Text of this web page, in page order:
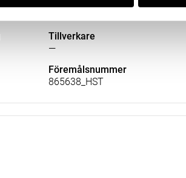
Tillverkare
—
Föremålsnummer
865638_HST